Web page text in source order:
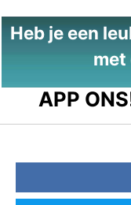
Heb je een
met
APP